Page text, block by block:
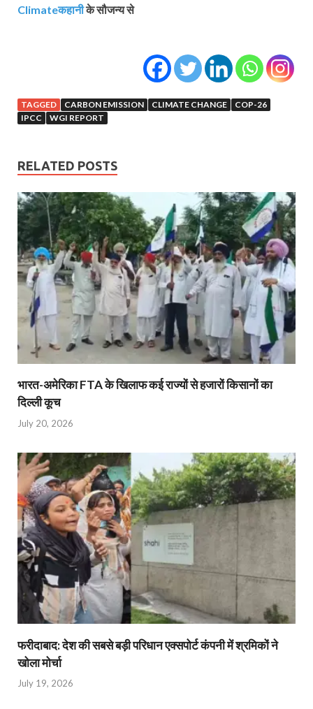
Climateकहानीके सौजन्य से
TAGGED CARBON EMISSION CLIMATE CHANGE
COP-26
IPCC
WGI REPORT
RELATED POSTS
भारत-अमेरिका FTA के खिलाफ कई राज्यों से हजारों किसानों का
दिल्ली कूच
July 20, 2026
फरीदाबाद: देश की सबसे बड़ी परिधान एक्सपोर्ट कंपनी में श्रमिकों ने
खोला मोर्चा
July 19, 2026